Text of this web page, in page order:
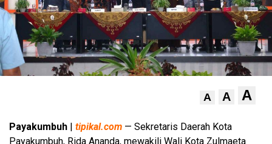
A A A
Payakumbuh | tipikal.com — Sekretaris Daerah Kota
Payakumbuh, Rida Ananda, mewakili Wali Kota Zulmaeta